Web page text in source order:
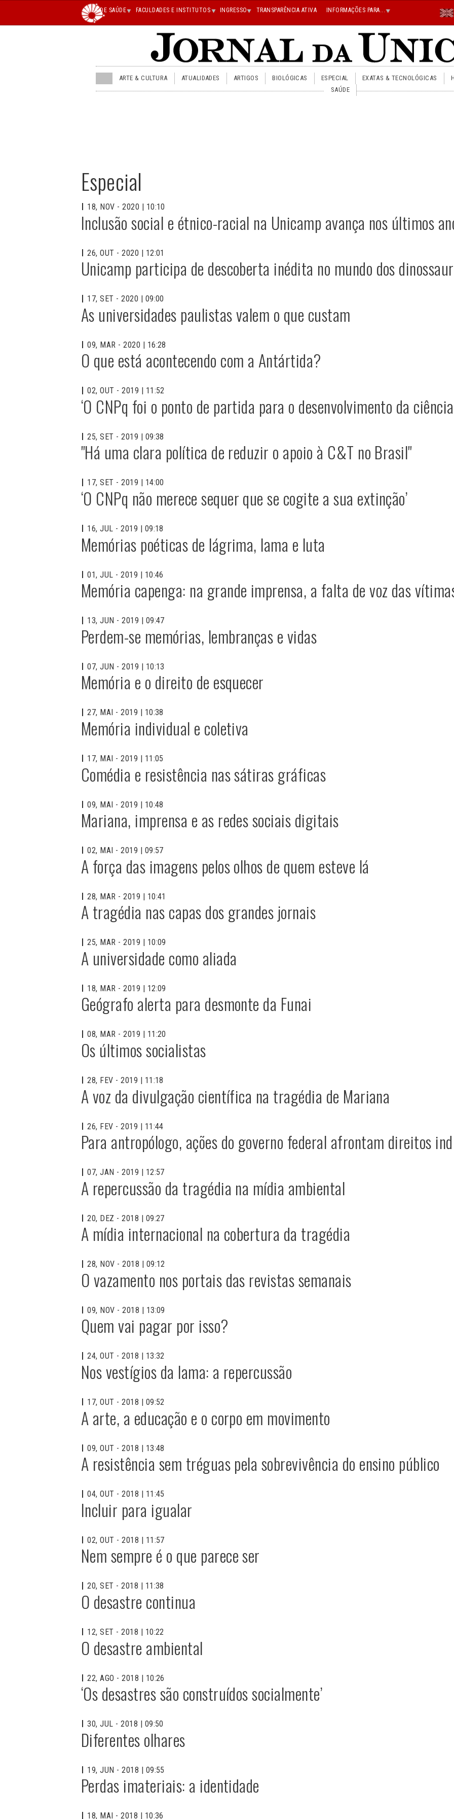
Main
superior
ÁREA DE SAÚDE FACULDADES E INSTITUTOS INGRESSO TRANSPARÊNCIA ATIVA INFORMAÇÕES PARA... Menu
Direito
En
JU
menu
ARTE & CULTURA ATUALIDADES ARTIGOS BIOLÓGICAS ESPECIAL EXATAS & TECNOLÓGICAS
SAÚDE
Especial
18, NOV - 2020 | 10:10
Inclusão social e étnico-racial na Unicamp avança nos últimos
26, OUT - 2020 | 12:01
Unicamp participa de descoberta inédita no mundo dos
17, SET - 2020 | 09:00
As universidades paulistas valem o que custam
09, MAR - 2020 | 16:28
O que está acontecendo com a Antártida?
02, OUT - 2019 | 11:52
‘O CNPq foi o ponto de partida para o desenvolvimento da
25, SET - 2019 | 09:38
"Há uma clara política de reduzir o apoio à C&T no Brasil"
17, SET - 2019 | 14:00
‘O CNPq não merece sequer que se cogite a sua extinção’
16, JUL - 2019 | 09:18
Memórias poéticas de lágrima, lama e luta
01, JUL - 2019 | 10:46
Memória capenga: na grande imprensa, a falta de voz das
13, JUN - 2019 | 09:47
Perdem-se memórias, lembranças e vidas
07, JUN - 2019 | 10:13
Memória e o direito de esquecer
27, MAI - 2019 | 10:38
Memória individual e coletiva
17, MAI - 2019 | 11:05
Comédia e resistência nas sátiras gráficas
09, MAI - 2019 | 10:48
Mariana, imprensa e as redes sociais digitais
02, MAI - 2019 | 09:57
A força das imagens pelos olhos de quem esteve lá
28, MAR - 2019 | 10:41
A tragédia nas capas dos grandes jornais
25, MAR - 2019 | 10:09
A universidade como aliada
18, MAR - 2019 | 12:09
Geógrafo alerta para desmonte da Funai
08, MAR - 2019 | 11:20
Os últimos socialistas
28, FEV - 2019 | 11:18
A voz da divulgação científica na tragédia de Mariana
26, FEV - 2019 | 11:44
Para antropólogo, ações do governo federal afrontam direitos
07, JAN - 2019 | 12:57
A repercussão da tragédia na mídia ambiental
20, DEZ - 2018 | 09:27
A mídia internacional na cobertura da tragédia
28, NOV - 2018 | 09:12
O vazamento nos portais das revistas semanais
09, NOV - 2018 | 13:09
Quem vai pagar por isso?
24, OUT - 2018 | 13:32
Nos vestígios da lama: a repercussão
17, OUT - 2018 | 09:52
A arte, a educação e o corpo em movimento
09, OUT - 2018 | 13:48
A resistência sem tréguas pela sobrevivência do ensino público
04, OUT - 2018 | 11:45
Incluir para igualar
02, OUT - 2018 | 11:57
Nem sempre é o que parece ser
20, SET - 2018 | 11:38
O desastre continua
12, SET - 2018 | 10:22
O desastre ambiental
22, AGO - 2018 | 10:26
‘Os desastres são construídos socialmente’
30, JUL - 2018 | 09:50
Diferentes olhares
19, JUN - 2018 | 09:55
Perdas imateriais: a identidade
18, MAI - 2018 | 10:36